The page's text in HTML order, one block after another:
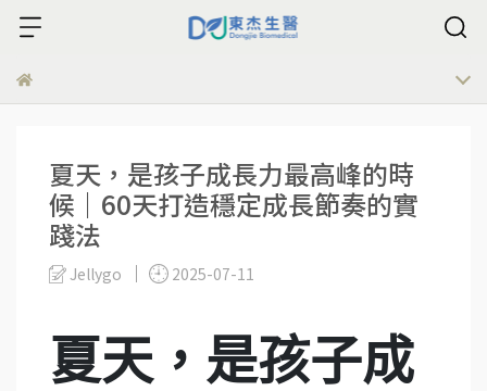
夏天，是孩子成長力最高峰的時
候｜60天打造穩定成長節奏的實
踐法
Jellygo 2025-07-11
夏天，是孩子成